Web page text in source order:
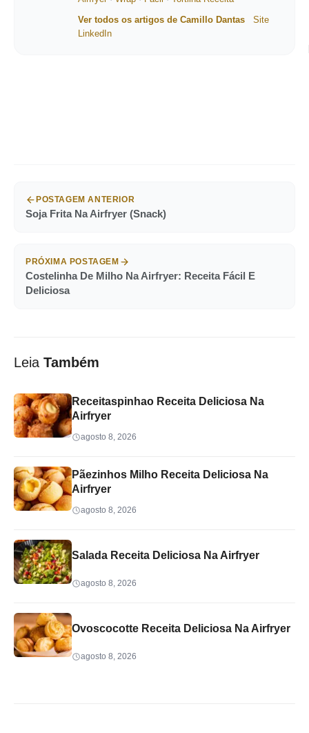
Ver todos os artigos de Camillo Dantas
Site
LinkedIn
POSTAGEM ANTERIOR
Soja Frita Na Airfryer (Snack)
PRÓXIMA POSTAGEM
Costelinha De Milho Na Airfryer: Receita Fácil E
Deliciosa
Leia Também
Receitaspinhao Receita Deliciosa Na
Airfryer
agosto 8, 2026
Pãezinhos Milho Receita Deliciosa Na
Airfryer
agosto 8, 2026
Salada Receita Deliciosa Na Airfryer
agosto 8, 2026
Ovoscocotte Receita Deliciosa Na Airfryer
agosto 8, 2026